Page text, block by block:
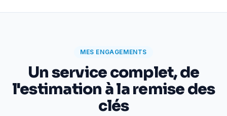
MES ENGAGEMENTS
Un service complet, de
l'estimation à la remise des
clés